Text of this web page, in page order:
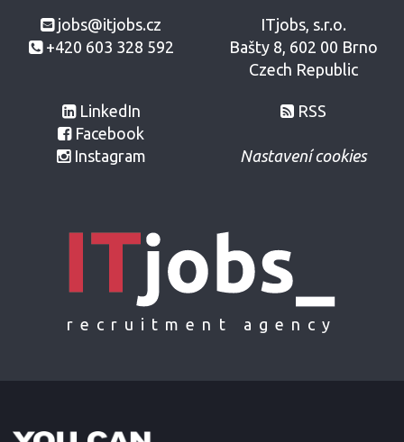
jobs@itjobs.cz
+420 603 328 592
LinkedIn
Facebook
Instagram
ITjobs, s.r.o.
Bašty 8, 602 00 Brno
Czech Republic
RSS
Nastavení cookies
recruitment agency